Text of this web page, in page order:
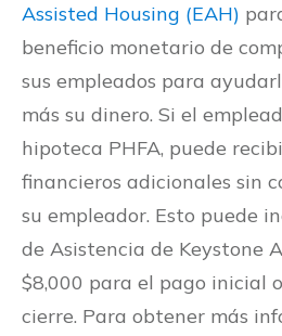
Assisted Housing (EAH)
beneficio monetario de
sus empleados para
más su dinero. Si el
hipoteca PHFA, puede
financieros adicionales sin
su empleador. Esto puede
de Asistencia de Keystone
$8,000 para el pago inicial
cierre. Para obtener más